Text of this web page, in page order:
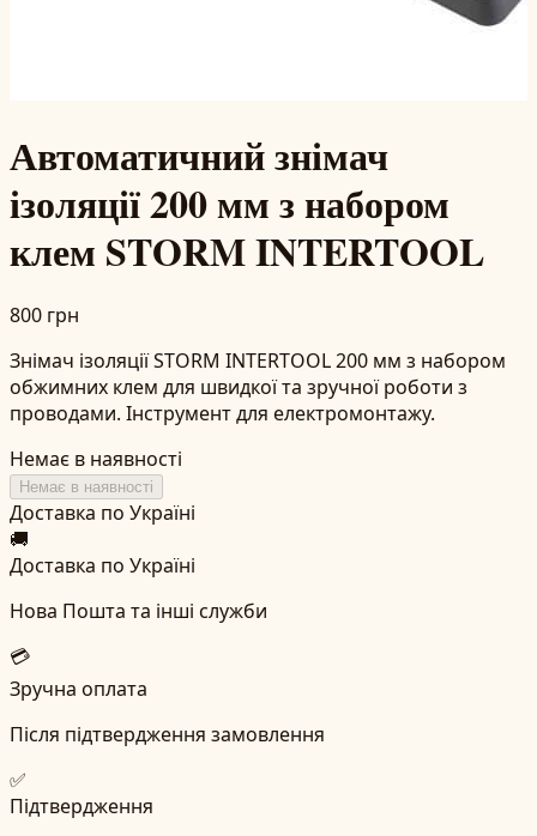
Автоматичний знімач
ізоляції 200 мм з набором
клем STORM INTERTOOL
800 грн
Знімач ізоляції STORM INTERTOOL 200 мм з набором
обжимних клем для швидкої та зручної роботи з
проводами. Інструмент для електромонтажу.
Немає в наявності
Немає в наявності
Доставка по Україні
🚚
Доставка по Україні
Нова Пошта та інші служби
💳
Зручна оплата
Після підтвердження замовлення
✅
Підтвердження